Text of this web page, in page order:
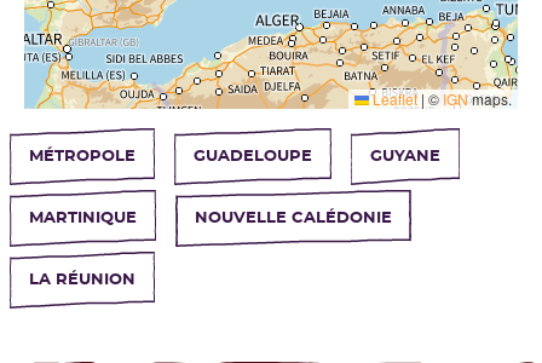
Leaflet | © IGNmaps.
MÉTROPOLE GUADELOUPE GUYANE
MARTINIQUE NOUVELLE CALÉDONIE
LA RÉUNION